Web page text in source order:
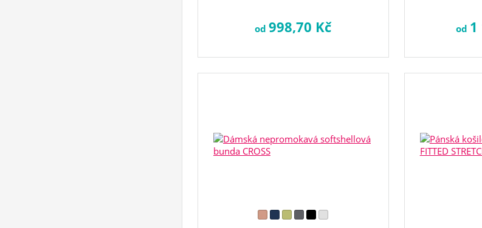
od998,70 Kč od 1